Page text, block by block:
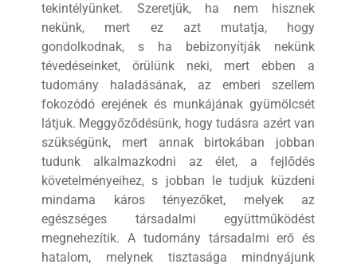
tekintélyünket. Szeretjük, ha nem hisznek
nekünk, mert ez azt mutatja, hogy
gondolkodnak, s ha bebizonyítják nekünk
tévedéseinket, örülünk neki, mert ebben a
tudomány haladásának, az emberi szellem
fokozódó erejének és munkájának gyümölcsét
látjuk. Meggyőződésünk, hogy tudásra azért van
szükségünk, mert annak birtokában jobban
tudunk alkalmazkodni az élet, a fejlődés
követelményeihez, s jobban le tudjuk küzdeni
mindama káros tényezőket, melyek az
egészséges társadalmi együttműködést
megnehezítik. A tudomány társadalmi erő és
hatalom, melynek tisztasága mindnyájunk